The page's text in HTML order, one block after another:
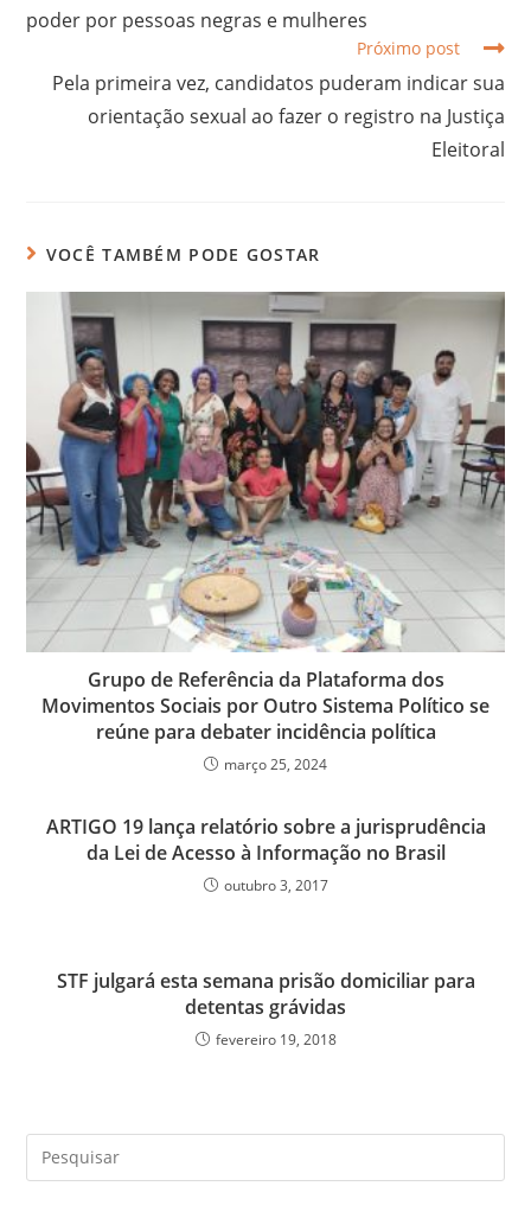
poder por pessoas negras e mulheres
Próximo post
Pela primeira vez, candidatos puderam indicar sua
orientação sexual ao fazer o registro na Justiça
Eleitoral
VOCÊ TAMBÉM PODE GOSTAR
Grupo de Referência da Plataforma dos
Movimentos Sociais por Outro Sistema Político se
reúne para debater incidência política
março 25, 2024
ARTIGO 19 lança relatório sobre a jurisprudência
da Lei de Acesso à Informação no Brasil
outubro 3, 2017
STF julgará esta semana prisão domiciliar para
detentas grávidas
fevereiro 19, 2018